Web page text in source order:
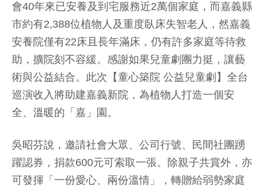
會40年來已安養及到宅服務近2萬個家庭，而嘉義縣
市約有2,388位植物人及重度臥床失智老人，然嘉義
安養院僅有22床且長年滿床，仍有許多家庭等待救
助，擴院刻不容緩。感謝如果兒童劇團力挺，讓藝
術與公益結合。此次【童心築院 公益兒童劇】全台
巡演收入將助建嘉義新院，為植物人打造一個安
全、溫暖的「嘉」園。
吳昭芬說，邀請社會大眾、公司行號、民間社團踴
躍認券，捐款600元可索取一張。除親子共賞外，亦
可發揮「一份愛心、兩份溫情」，轉贈給弱勢家庭